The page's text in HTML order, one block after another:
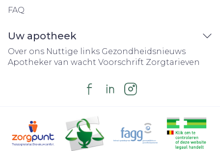
FAQ
Uw apotheek
Over ons Nuttige links Gezondheidsnieuws
Apotheker van wacht Voorschrift Zorgtarieven